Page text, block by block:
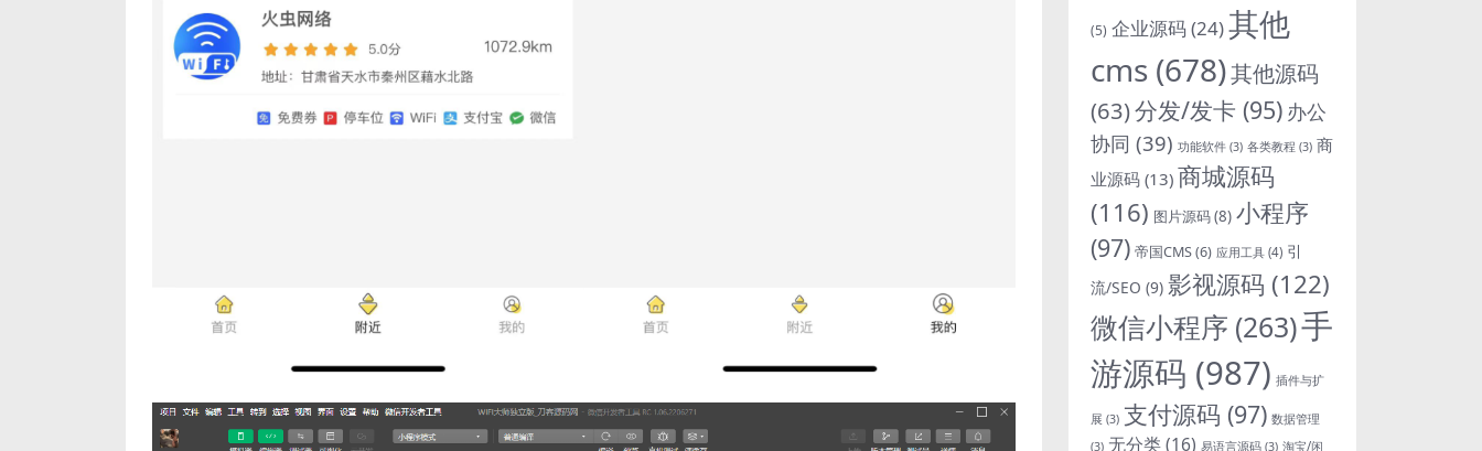
(5) 企业源码(24)其他
cms (678)其他源码
(63)分发/发卡 (95) 办公
协同 (39) 功能软件 (3) 各类教程 (3) 商
业源码 (13) 商城源码
(116) 图片源码(8) 小程序
(97) 帝国CMS(6) 应用工具 (4) 引
流/SEO (9) 影视源码 (122)
微信小程序 (263)手
游源码 (987) 插件与扩
展 (3) 支付源码 (97) 数据管理
(3) 无分类(16) 易语言源码 (3) 淘宝/闲